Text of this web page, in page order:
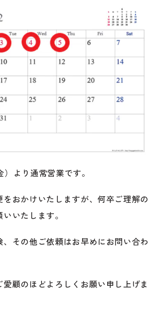
対応の
せフォームはこちら
備・修理のご依頼
のご依頼
お問い合わせ
す。
より通常営業です。
をおかけいたしますが、何卒ご理解の
いたします。
、その他ご依頼はお早めにお問い合わ
顧のほどよろしくお願い申し上げま